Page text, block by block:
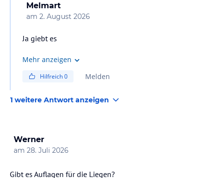
Melmart
am 2. August 2026
Ja giebt es
Mehr anzeigen
Hilfreich0 Melden
1 weitere Antwort anzeigen
Werner
am 28. Juli 2026
Gibt es Auflagen für die Liegen?